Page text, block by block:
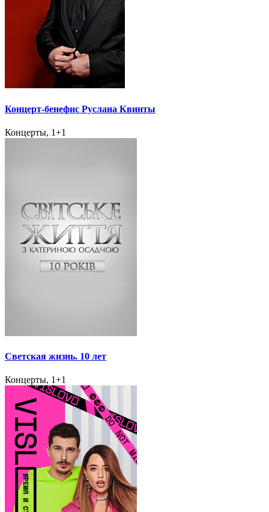
Концерт-бенефис Руслана Квинты
Концерты, 1+1
Светская жизнь. 10 лет
Концерты, 1+1